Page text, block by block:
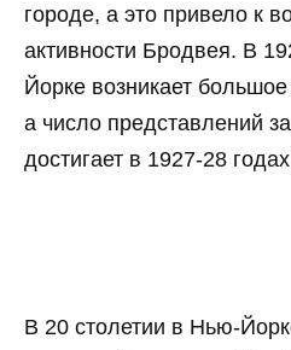
городе, а это привело к
активности Бродвея. В
Йорке возникает
а число представлений
достигает в 1927-28
В 20 столетии в Нью-